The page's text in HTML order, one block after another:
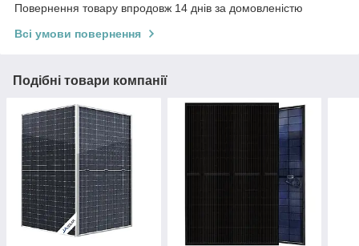
Повернення товару впродовж 14 днів за домовленістю
Всі умови повернення
Подібні товари компанії